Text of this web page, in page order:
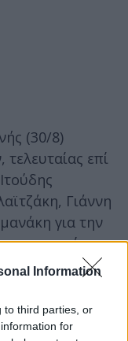
Information
to third parties, or
for
(30/8)
επί
Γιάννη
για την
με
στην
πρώτη του